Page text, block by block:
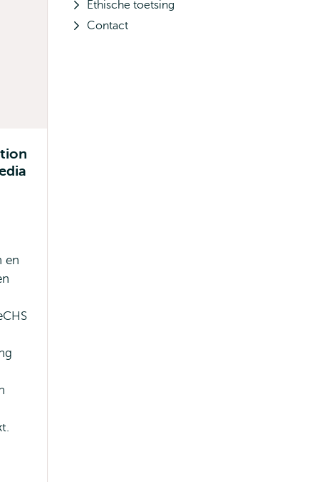
en
Ethische toetsing
Contact